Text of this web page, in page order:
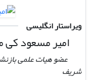
ویراستار انگلیسی
امیر مسعود
عضو هیات علمی
شریف